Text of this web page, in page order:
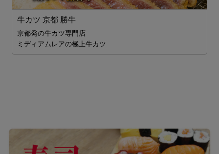
牛カツ 京都 勝牛
京都発の牛カツ専門店
ミディアムレアの極上牛カツ